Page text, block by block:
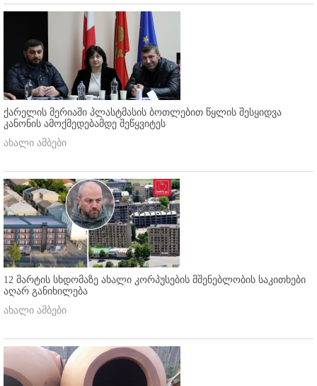
ქარელის მერიაში პლასტმასის ბოთლებით წყლის შესყიდვა
კანონის ამოქმედებამდე შეწყვიტეს
ახალი ამბები
12 მარტის სხდომაზე ახალი კორპუსების მშენებლობის საკითხები
აღარ განიხილება
ახალი ამბები